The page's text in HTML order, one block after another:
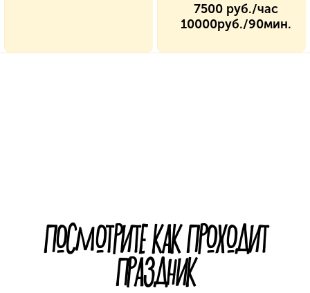
7500 руб./час
10000руб./90мин.
ПОСМОТРИТЕ КАК ПРОХОДИТ
ПРАЗДНИК